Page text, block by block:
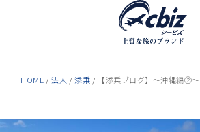
HOME 法人 添乗 【添乗ブログ】～沖縄編②～